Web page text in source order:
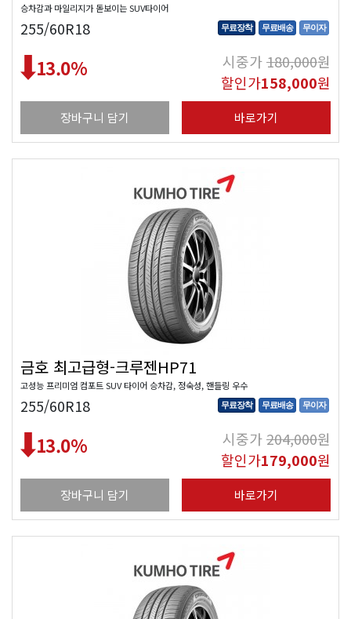
승차감과 마일리지가 돋보이는 SUV타이어
255/60R18 무료장착 무료배송 무이자
13.0% 시중가180,000원
할인가158,000원
장바구니 담기 바로가기
금호 최고급형-크루젠HP71
고성능 프리미엄 컴포트 SUV 타이어 승차감, 정숙성, 핸들링 우수
255/60R18 무료장착 무료배송 무이자
13.0% 시중가204,000원
할인가179,000원
장바구니 담기 바로가기